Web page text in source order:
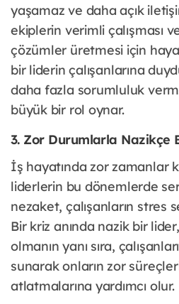
yaşamaz ve daha açık
ekiplerin verimli çalışması
çözümler üretmesi için
bir liderin çalışanlarına
daha fazla sorumluluk
büyük bir rol oynar.
3. Zor Durumlarla Nazikçe
İş hayatında zor zamanlar
liderlerin bu dönemlerde
nezaket, çalışanların stres
Bir kriz anında nazik bir
olmanın yanı sıra,
sunarak onların zor
atlatmalarına yardımcı olur.